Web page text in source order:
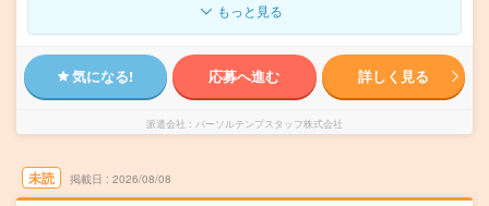
もっと見る
気になる! 応募へ進む 詳しく見る
派遣会社 パーソルテンプスタッフ株式会社
未読 掲載日 2026/08/08